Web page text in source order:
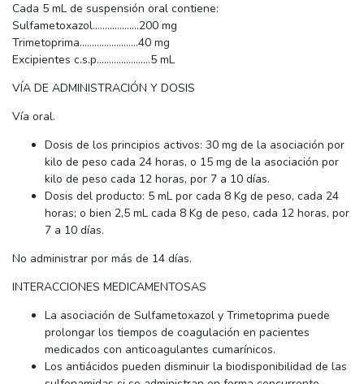
Cada 5 mL de suspensión oral contiene:
Sulfametoxazol...................200 mg
Trimetoprima........................40 mg
Excipientes c.s.p......................5 mL
VÍA DE ADMINISTRACIÓN Y DOSIS
Vía oral.
Dosis de los principios activos: 30 mg de la asociación por
kilo de peso cada 24 horas, o 15 mg de la asociación por
kilo de peso cada 12 horas, por 7 a 10 días.
Dosis del producto: 5 mL por cada 8 Kg de peso, cada 24
horas; o bien 2,5 mL cada 8 Kg de peso, cada 12 horas, por
7 a 10 días.
No administrar por más de 14 días.
INTERACCIONES MEDICAMENTOSAS
La asociación de Sulfametoxazol y Trimetoprima puede
prolongar los tiempos de coagulación en pacientes
medicados con anticoagulantes cumarínicos.
Los antiácidos pueden disminuir la biodisponibilidad de las